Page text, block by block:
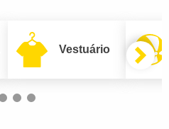
Vestuário